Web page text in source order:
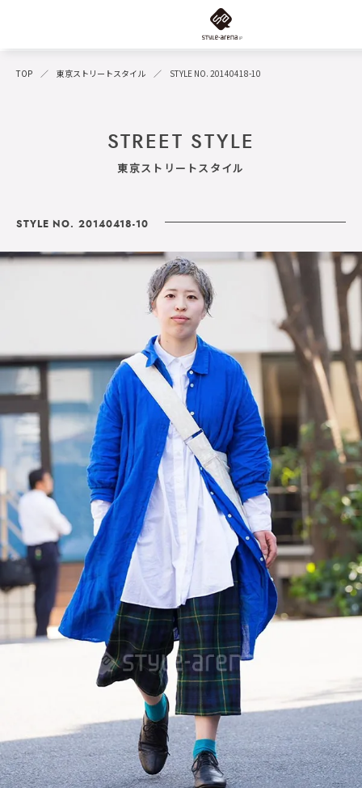
TOP 東京ストリートスタイル STYLE NO. 20140418-10
STREET STYLE
東京ストリートスタイル
STYLE NO. 20140418-10